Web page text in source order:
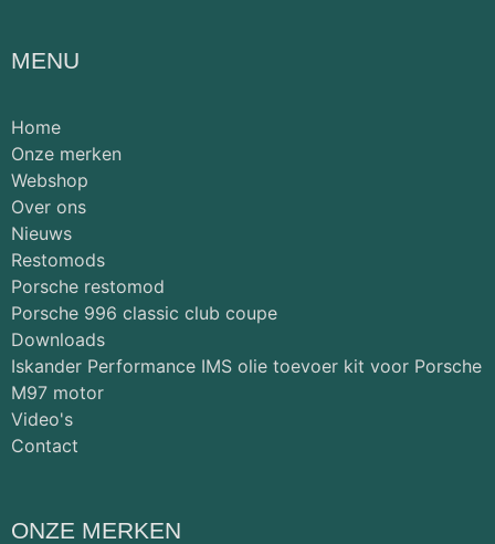
MENU
Home
Onze merken
Webshop
Over ons
Nieuws
Restomods
Porsche restomod
Porsche 996 classic club coupe
Downloads
Iskander Performance IMS olie toevoer kit voor Porsche
M97 motor
Video's
Contact
ONZE MERKEN